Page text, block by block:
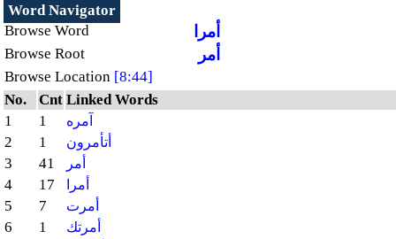
Word Navigator
Browse Word
أمرا
Browse Root أمر
Browse Location [8:44]
No.
Cnt Linked Words
1
1 آمره
2 1 أتأمرون
3 41 أمر
4 17 أمرا
5 7 أمرت
6 1 أمرتك